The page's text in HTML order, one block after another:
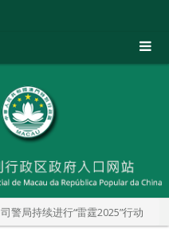
司警局持续进行“雷霆2025”行动